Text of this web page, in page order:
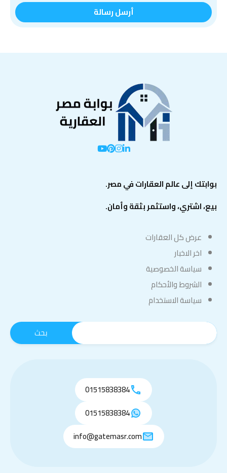
بوابتك إلى عالم العقارات في مصر.
بيع، اشتري، واستثمر بثقة وأمان.
عرض كل العقارات
اخر الاخبار
سياسة الخصوصية
الشروط والأحكام
سياسة الاستخدام
01515838384
01515838384
info@gatemasr.com